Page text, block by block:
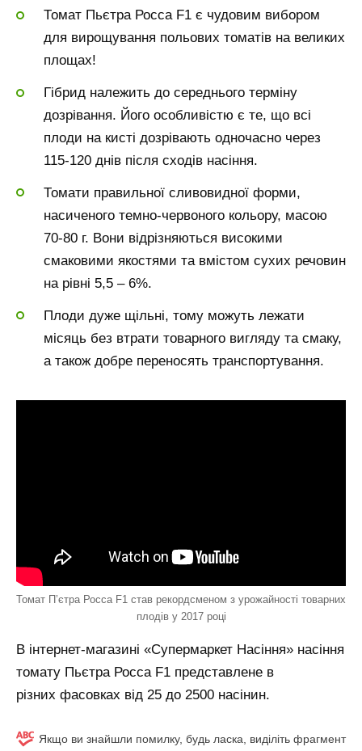
Томат Пьєтра Росса F1 є чудовим вибором
для вирощування польових томатів на великих
площах!
Гібрид належить до середнього терміну
дозрівання. Його особливістю є те, що всі
плоди на кисті дозрівають одночасно через
115-120 днів після сходів насіння.
Томати правильної сливовидної форми,
насиченого темно-червоного кольору, масою
70-80 г. Вони відрізняються високими
смаковими якостями та вмістом сухих речовин
на рівні 5,5 – 6%.
Плоди дуже щільні, тому можуть лежати
місяць без втрати товарного вигляду та смаку,
а також добре переносять транспортування.
Томат П’єтра Росса F1 став рекордсменом з урожайності товарних
плодів у 2017 році
В інтернет-магазині «Супермаркет Насіння» насіння
томату Пьєтра Росса F1 представлене в
різних фасовках від 25 до 2500 насінин.
Якщо ви знайшли помилку, будь ласка, виділіть фрагмент